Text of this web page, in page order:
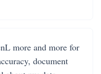
more and more for
document